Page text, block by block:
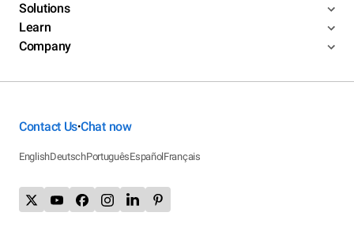
Solutions
Learn
Company
Contact Us•Chat now
EnglishDeutschPortuguêsEspañolFrançais